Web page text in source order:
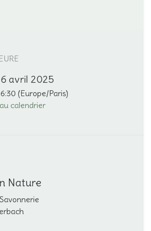
avril 2025
(Europe/Paris)
calendrier
Nature